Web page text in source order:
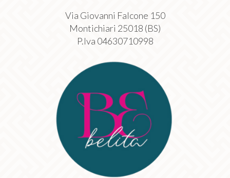
Via Giovanni Falcone 150
Montichiari 25018 (BS)
P.Iva 04630710998